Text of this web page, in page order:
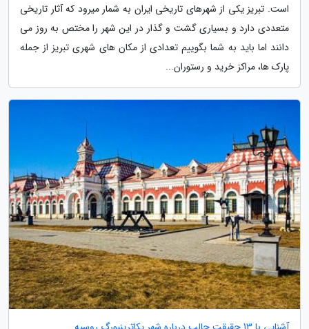
است. تبریز یکی از شهرهای تاریخی ایران به شمار میرود که آثار تاریخی
متعددی دارد و بسیاری گشت و گذار در این شهر را مختص به روز می
دانند اما باید به شما بگوییم تعدادی از مکان های شهری تبریز از جمله
پارک ها، مراکز خرید و رستوران...